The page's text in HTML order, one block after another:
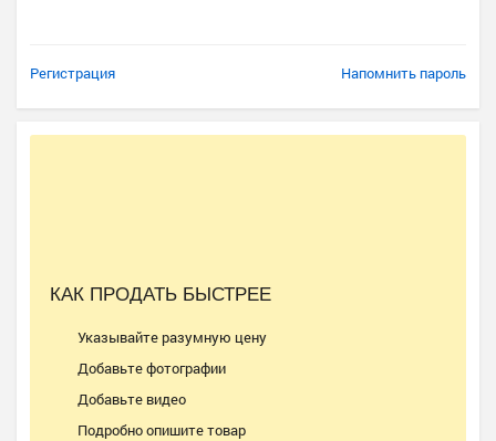
Регистрация Напомнить пароль
КАК ПРОДАТЬ БЫСТРЕЕ
Указывайте разумную цену
Добавьте фотографии
Добавьте видео
Подробно опишите товар